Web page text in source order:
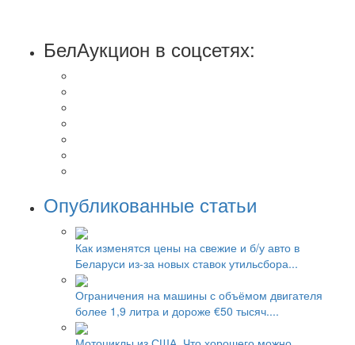
БелАукцион в соцсетях:
Опубликованные статьи
Как изменятся цены на свежие и б/у авто в
Беларуси из-за новых ставок утильсбора...
Ограничения на машины с объёмом двигателя
более 1,9 литра и дороже €50 тысяч....